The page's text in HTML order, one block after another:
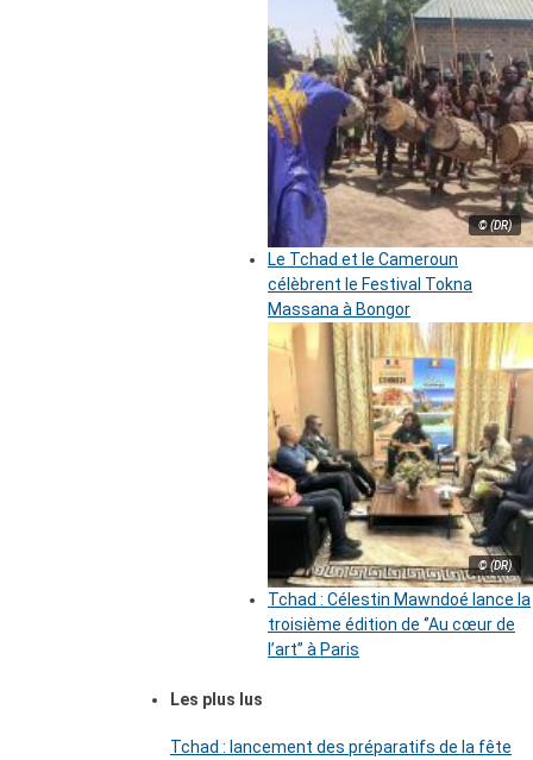
© (DR)
Le Tchad et le Cameroun
célèbrent le Festival Tokna
Massana à Bongor
© (DR)
Tchad : Célestin Mawndoé lance la
troisième édition de ‘’Au cœur de
l’art’’ à Paris
Les plus lus
Tchad : lancement des préparatifs de la fête